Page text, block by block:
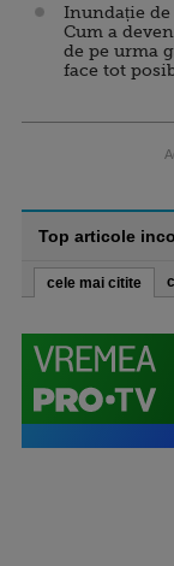
Inundație de
Cum a
de pe urma
face tot
Top articole
cele mai citite